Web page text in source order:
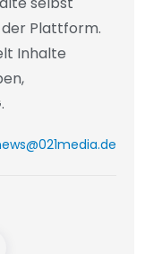
Plattform.
Inhalte